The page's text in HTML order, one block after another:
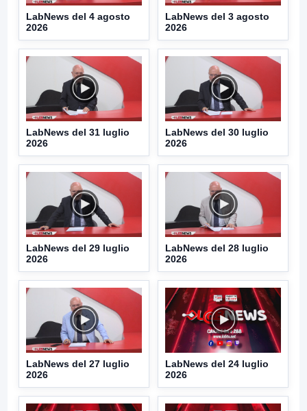
LabNews del 4 agosto
2026
LabNews del 3 agosto
2026
LabNews del 31 luglio
2026
LabNews del 30 luglio
2026
LabNews del 29 luglio
2026
LabNews del 28 luglio
2026
LabNews del 27 luglio
2026
LabNews del 24 luglio
2026